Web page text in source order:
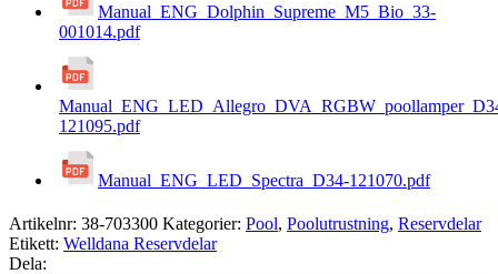
Manual_ENG_Dolphin_Supreme_M5_Bio_33-
001014.pdf
121095.pdf
Manual_ENG_LED_Spectra_D34-121070.pdf
Artikelnr: 38-703300 Kategorier: Pool, Poolutrustning, Reservdelar
Etikett: Welldana Reservdelar
Dela: